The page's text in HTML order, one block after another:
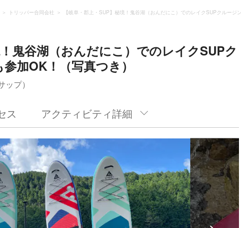
トリッパー合同会社 【岐阜・郡上・SUP】秘境！鬼谷湖（おんだにこ）でのレイクSUPクルージ
鬼谷湖（おんだにこ）でのレイクSUPク
加OK！（写真つき）
ップ）
ス アクティビティ詳細